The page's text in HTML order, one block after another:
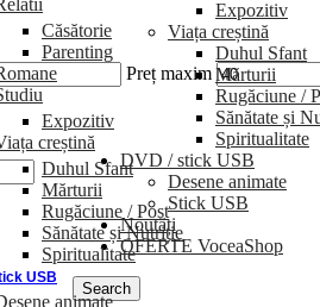
Expozitiv
Viața creștină
Duhul Sfant
Mărturii
Rugăciune /
Sănătate și
Spiritualitate
DVD / stick USB
Desene animate
Stick USB
Noutăți
OFERTE VoceaShop
Search
Căsătorie
Parenting
Expozitiv
creștină
Duhul Sfant
Mărturii
Rugăciune / Post
Sănătate și Nutriție
Spiritualitate
USB
animate
Preț maxim